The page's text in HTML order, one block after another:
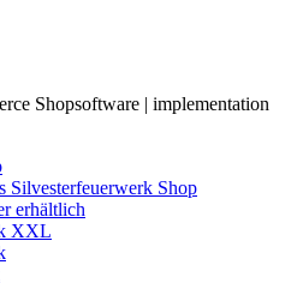
Shopsoftware | implementation
Silvesterfeuerwerk Shop
erhältlich
XXL